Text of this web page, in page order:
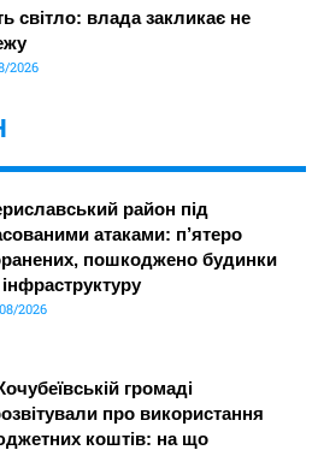
світло: влада закликає не
2026
район під
атаками: п’ятеро
пошкоджено будинки
інфраструктуру
2026
громаді
про використання
коштів: на що